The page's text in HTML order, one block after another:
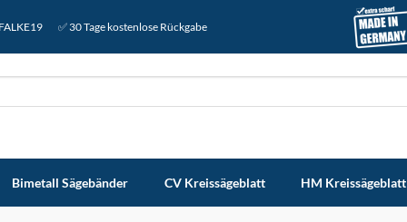
✅ 30 Tage kostenlose Rückgabe
Bimetall Sägebänder CV Kreissägeblatt HM Kreissägeblatt